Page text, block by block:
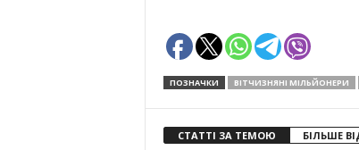
ПОЗНАЧКИ ВІТЧИЗНЯНІ МІЛЬЙОНЕРИ
СТАТТІ ЗА ТЕМОЮ БІЛЬШЕ